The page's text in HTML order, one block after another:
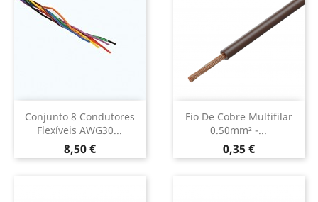
Conjunto 8 Condutores
Flexíveis AWG30...
Preço
8,50 €
Fio De Cobre Multifilar
0.50mm² -...
Preço
0,35 €